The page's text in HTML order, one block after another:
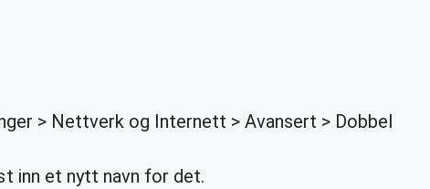
> Nettverk og Internett > Avansert > Dobbel
inn et nytt navn for det.